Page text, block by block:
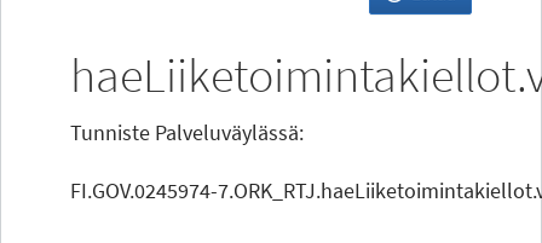
Tunniste Palveluväylässä:
FI.GOV.0245974-